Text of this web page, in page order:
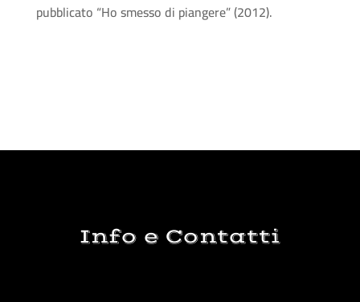
pubblicato “Ho smesso di piangere” (2012).
Info e Contatti